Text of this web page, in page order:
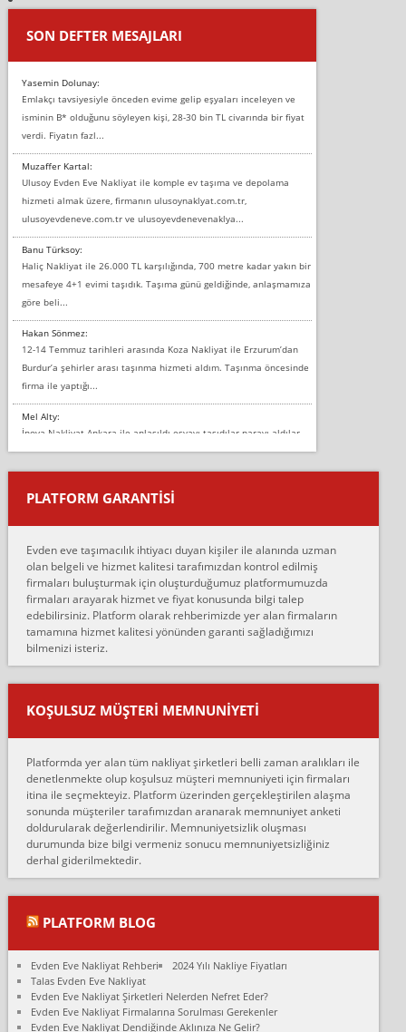
SON DEFTER MESAJLARI
Yasemin Dolunay:
Emlakçı tavsiyesiyle önceden evime gelip eşyaları inceleyen ve
isminin B* olduğunu söyleyen kişi, 28-30 bin TL civarında bir fiyat
verdi. Fiyatın fazl...
Muzaffer Kartal:
Ulusoy Evden Eve Nakliyat ile komple ev taşıma ve depolama
hizmeti almak üzere, firmanın ulusoynaklyat.com.tr,
ulusoyevdeneve.com.tr ve ulusoyevdenevenaklya...
Banu Türksoy:
Haliç Nakliyat ile 26.000 TL karşılığında, 700 metre kadar yakın bir
mesafeye 4+1 evimi taşıdık. Taşıma günü geldiğinde, anlaşmamıza
göre beli...
Hakan Sönmez:
12-14 Temmuz tarihleri arasında Koza Nakliyat ile Erzurum’dan
Burdur’a şehirler arası taşınma hizmeti aldım. Taşınma öncesinde
firma ile yaptığı...
Mel Alty:
İnova Nakliyat Ankara ile anlaşıldı eşyayı taşıdılar parayı aldılar.
Salon duvarına bir baktım birisi boydan alüminyum renkli bantı
yapıştırm...
Murat:
çalıştıklarını, müş...
Ahmet:
Lüleburgaz güngünes evden eve naklyat eşyalarımı taşımak için
anlaştık sabah eve geldiklerinde de eşyalarımı düzgün şekilde
sarcaz demelerine r...
mehmet güldü:
Ankara ALİCANLAR NAKLİYAT Tutarsız ve ticari ahlak problemleri
var verdikleri fiyat teklifini arttırdılar. Sonrasında taşıma gününde
oldukça tutarsı...
Ankara Alicanlar naklyat tel 5465524025. 2600 TL'ye ankaradan
Konya ya Alicanlar naklyat la anlaştık bu şahıs evin taşınacağı gün
fiyatın mazoto gele...
Fatih kokmese:
Diyarbakır dan eşyamı getirtmek için anlaştım sözleşme yaptım.
Son anda fiyat artırdılar.. mecburiyetten tasittim.. bu kişiler ağrılı
Ali:
olduk. Asansörlü dediler sonra uraya asansör kurulmaz dediler
fark istediler. ortada asa...
Nimet:
Ben 2021 Ağustos ilk haftası Evimi taşıdım yani İstanbul'un bir
PLATFORM GARANTİSİ
Evden eve taşımacılık ihtiyacı duyan kişiler ile alanında uzman
olan belgeli ve hizmet kalitesi tarafımızdan kontrol edilmiş
firmaları buluşturmak için oluşturduğumuz platformumuzda
firmaları arayarak hizmet ve fiyat konusunda bilgi talep
edebilirsiniz. Platform olarak rehberimizde yer alan firmaların
tamamına hizmet kalitesi yönünden garanti sağladığımızı
bilmenizi isteriz.
KOŞULSUZ MÜŞTERI MEMNUNIYETI
Platformda yer alan tüm nakliyat şirketleri belli zaman aralıkları ile
denetlenmekte olup koşulsuz müşteri memnuniyeti için firmaları
itina ile seçmekteyiz. Platform üzerinden gerçekleştirilen alaşma
sonunda müşteriler tarafımızdan aranarak memnuniyet anketi
doldurularak değerlendirilir. Memnuniyetsizlik oluşması
durumunda bize bilgi vermeniz sonucu memnuniyetsizliğiniz
derhal giderilmektedir.
PLATFORM BLOG
Evden Eve Nakliyat Rehberi
2024 Yılı Nakliye Fiyatları
Talas Evden Eve Nakliyat
Evden Eve Nakliyat Şirketleri Nelerden Nefret Eder?
Evden Eve Nakliyat Firmalarına Sorulması Gerekenler
Evden Eve Nakliyat Dendiğinde Aklınıza Ne Gelir?